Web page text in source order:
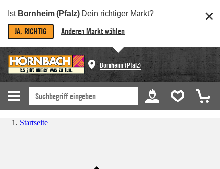
Ist Bornheim (Pfalz) Dein richtiger Markt?
JA, RICHTIG Anderen Markt wählen
Bornheim (Pfalz)
Startseite